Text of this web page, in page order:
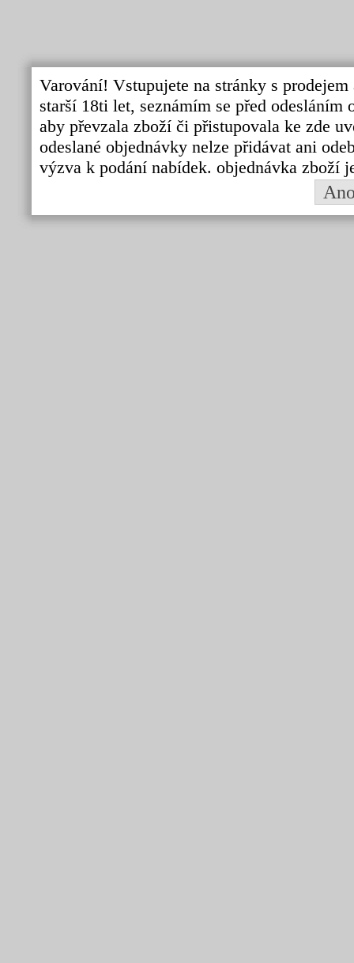
Varování! Vstupujete na stránky s
starší 18ti let, seznámím se před
aby převzala zboží či přistupovala ke zde
odeslané objednávky nelze přidávat ani
výzva k podání nabídek. objednávka zboží